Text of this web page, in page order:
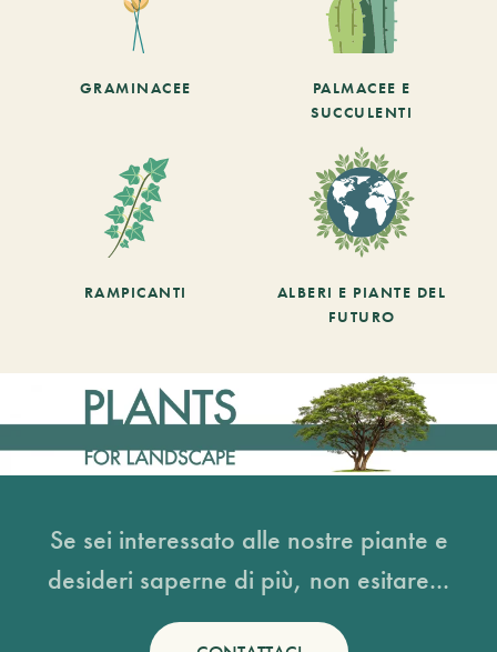
GRAMINACEE
PALMACEE E
SUCCULENTI
RAMPICANTI
ALBERI E PIANTE DEL
FUTURO
Se sei interessato alle nostre piante e
desideri saperne di più, non esitare...